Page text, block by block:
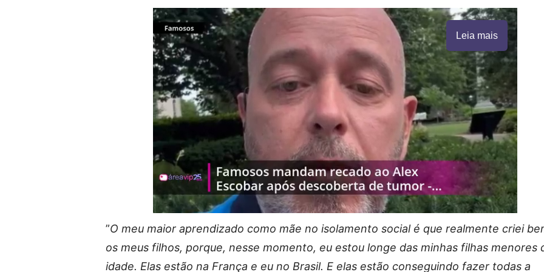
Leia mais
”O meu maior aprendizado como mãe no isolamento social é que realmente criei
os meus filhos, porque, nesse momento, eu estou longe das minhas filhas menores
idade. Elas estão na França e eu no Brasil. E elas estão conseguindo fazer todas a